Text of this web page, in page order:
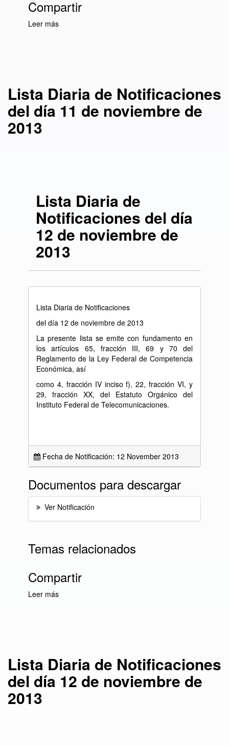
Compartir
Leer más
Lista Diaria de Notificaciones
del día 11 de noviembre de
2013
Lista Diaria de
Notificaciones del día
12 de noviembre de
2013
Lista Diaria de Notificaciones
del día 12 de noviembre de 2013
La presente lista se emite con fundamento en
los artículos 65, fracción III, 69 y 70 del
Reglamento de la Ley Federal de Competencia
Económica, así
como 4, fracción IV inciso f), 22, fracción VI, y
29, fracción XX, del Estatuto Orgánico del
Instituto Federal de Telecomunicaciones.
Fecha de Notificación: 12 November 2013
Documentos para descargar
Ver Notificación
Temas relacionados
Compartir
Leer más
Lista Diaria de Notificaciones
del día 12 de noviembre de
2013